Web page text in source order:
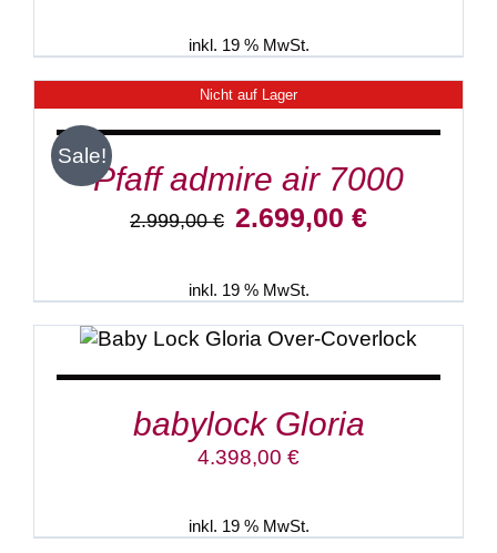
inkl. 19 % MwSt.
Nicht auf Lager
Sale!
DETAILS
Pfaff admire air 7000
2.999,00€ Ursprünglicher
2.999,00 €
2.699,00 €Aktueller
inkl. 19 % MwSt.
IN DEN WARENKORB / DETAILS
babylock Gloria
4.398,00 €
inkl. 19 % MwSt.